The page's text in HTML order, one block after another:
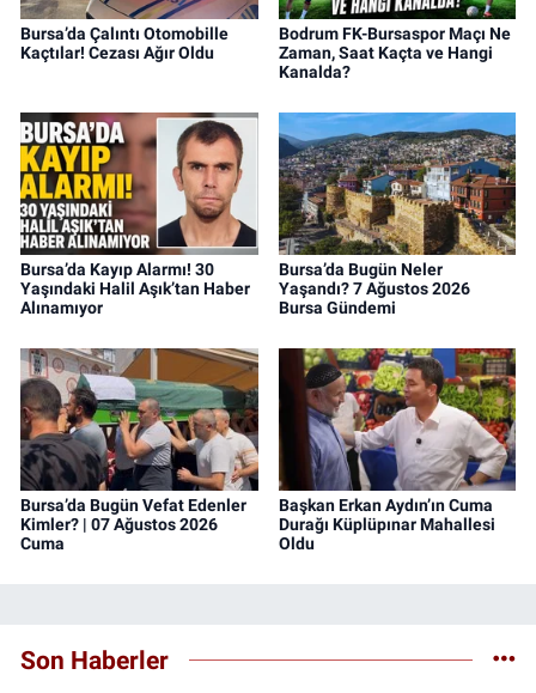
Bursa’da Çalıntı Otomobille
Kaçtılar! Cezası Ağır Oldu
Bodrum FK-Bursaspor Maçı Ne
Zaman, Saat Kaçta ve Hangi
Kanalda?
Bursa’da Kayıp Alarmı! 30
Yaşındaki Halil Aşık’tan Haber
Alınamıyor
Bursa’da Bugün Neler
Yaşandı? 7 Ağustos 2026
Bursa Gündemi
Bursa’da Bugün Vefat Edenler
Kimler? | 07 Ağustos 2026
Cuma
Başkan Erkan Aydın’ın Cuma
Durağı Küplüpınar Mahallesi
Oldu
Son Haberler